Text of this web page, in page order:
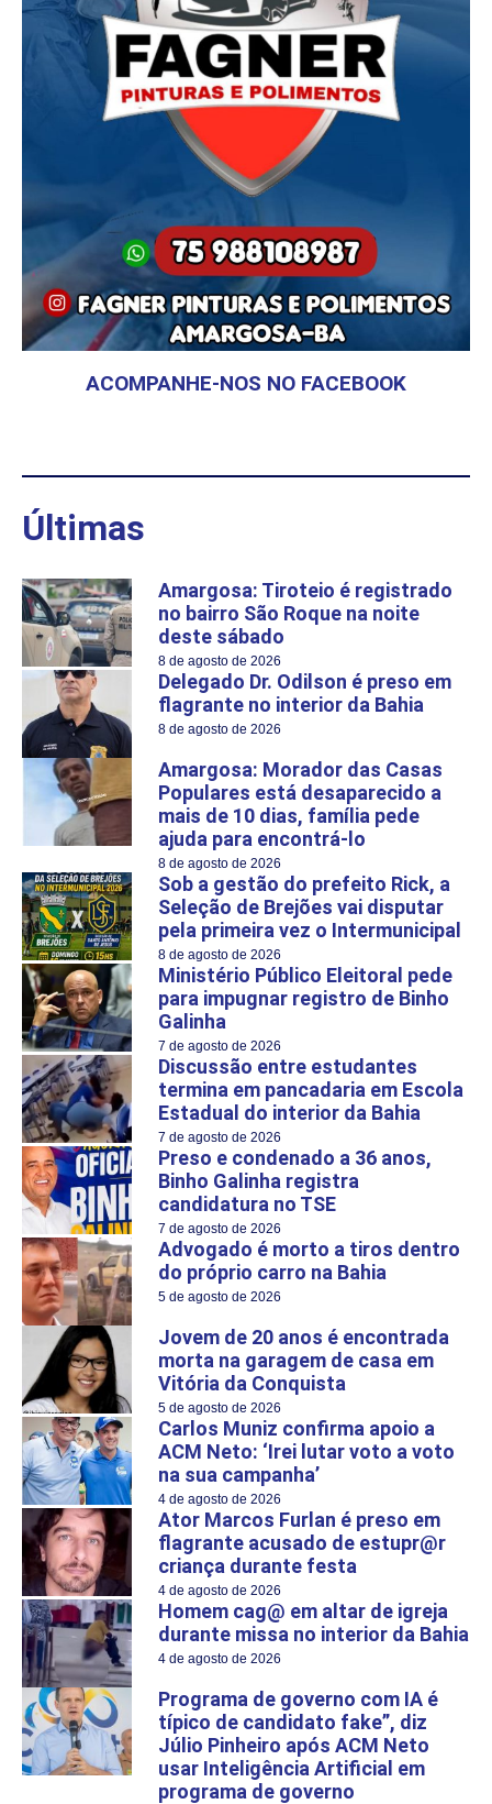
ACOMPANHE-NOS NO FACEBOOK
Últimas
Amargosa: Tiroteio é registrado
no bairro São Roque na noite
deste sábado
8 de agosto de 2026
Delegado Dr. Odilson é preso em
flagrante no interior da Bahia
8 de agosto de 2026
Amargosa: Morador das Casas
Populares está desaparecido a
mais de 10 dias, família pede
ajuda para encontrá-lo
8 de agosto de 2026
Sob a gestão do prefeito Rick, a
Seleção de Brejões vai disputar
pela primeira vez o Intermunicipal
8 de agosto de 2026
Ministério Público Eleitoral pede
para impugnar registro de Binho
Galinha
7 de agosto de 2026
Discussão entre estudantes
termina em pancadaria em Escola
Estadual do interior da Bahia
7 de agosto de 2026
Preso e condenado a 36 anos,
Binho Galinha registra
candidatura no TSE
7 de agosto de 2026
Advogado é morto a tiros dentro
do próprio carro na Bahia
5 de agosto de 2026
Jovem de 20 anos é encontrada
morta na garagem de casa em
Vitória da Conquista
5 de agosto de 2026
Carlos Muniz confirma apoio a
ACM Neto: ‘Irei lutar voto a voto
na sua campanha’
4 de agosto de 2026
Ator Marcos Furlan é preso em
flagrante acusado de estupr@r
criança durante festa
4 de agosto de 2026
Homem cag@ em altar de igreja
durante missa no interior da Bahia
4 de agosto de 2026
Programa de governo com IA é
típico de candidato fake”, diz
Júlio Pinheiro após ACM Neto
usar Inteligência Artificial em
programa de governo